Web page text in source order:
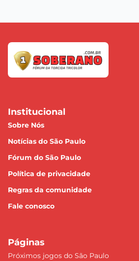
Institucional
Sobre Nós
Notícias do São Paulo
Fórum do São Paulo
Política de privacidade
Regras da comunidade
Fale conosco
Páginas
Próximos jogos do São Paulo